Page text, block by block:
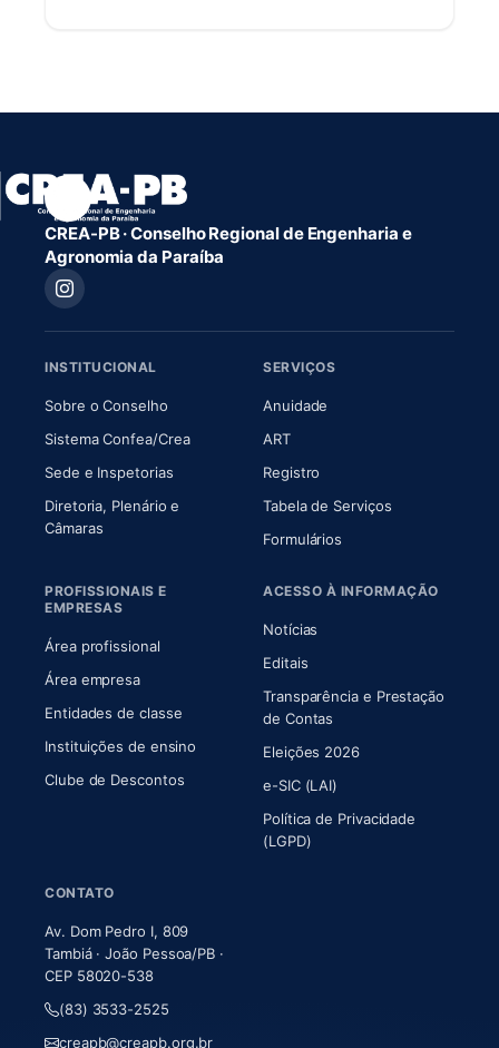
CREA-PB · Conselho Regional de Engenharia e
Agronomia da Paraíba
INSTITUCIONAL
Sobre o Conselho(abre em nova aba)
Sistema Confea/Crea(abre em nova aba)
Sede e Inspetorias
Diretoria, Plenário e
Câmaras(abre em nova aba)
SERVIÇOS
Anuidade
ART(abre em nova aba)
Registro
Tabela de Serviços
Formulários
PROFISSIONAIS E
EMPRESAS
Área profissional
Área empresa
Entidades de classe
Instituições de ensino
Clube de Descontos
ACESSO À INFORMAÇÃO
Notícias
Editais
Transparência e Prestação
de Contas
Eleições 2026
e-SIC (LAI)
Política de Privacidade
(LGPD)
CONTATO
Av. Dom Pedro I, 809
Tambiá · João Pessoa/PB ·
CEP 58020-538
(83) 3533-2525
creapb@creapb.org.br